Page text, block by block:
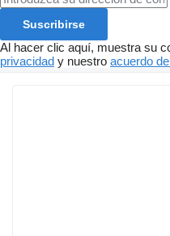
Suscribirse
Al hacer clic aquí, muestra su
privacidad y nuestro acuerdo